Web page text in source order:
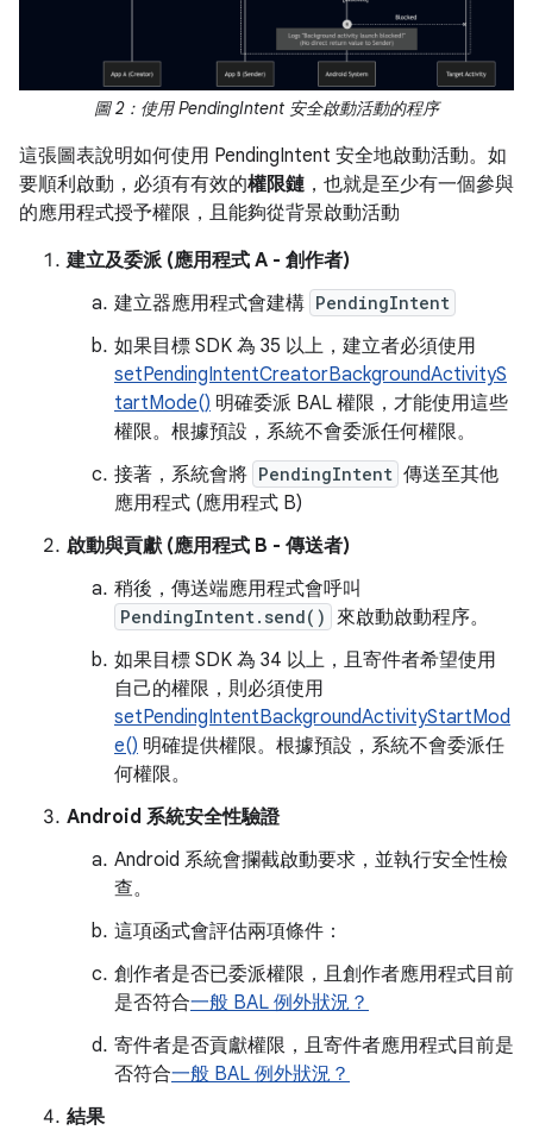
圖 2：使用 PendingIntent 安全啟動活動的程序
這張圖表說明如何使用 PendingIntent 安全地啟動活動。如
要順利啟動，必須有有效的權限鏈 ，也就是至少有一個參與
的應用程式授予權限，且能夠從背景啟動活動
建立及委派 (應用程式 A - 創作者)
建立器應用程式會建構 PendingIntent
如果目標 SDK 為 35 以上，建立者必須使用
setPendingIntentCreatorBackgroundActivityS
tartMode() 明確委派 BAL 權限，才能使用這些
權限。根據預設，系統不會委派任何權限。
接著，系統會將 PendingIntent 傳送至其他
應用程式 (應用程式 B)
啟動與貢獻 (應用程式 B - 傳送者)
稍後，傳送端應用程式會呼叫
PendingIntent.send()
來啟動啟動程序。
如果目標 SDK 為 34 以上，且寄件者希望使用
自己的權限，則必須使用
setPendingIntentBackgroundActivityStartMod
e() 明確提供權限。根據預設，系統不會委派任
何權限。
Android 系統安全性驗證
Android 系統會攔截啟動要求，並執行安全性檢
查。
這項函式會評估兩項條件：
創作者是否已委派權限，且創作者應用程式目前
是否符合一般 BAL 例外狀況？
寄件者是否貢獻權限，且寄件者應用程式目前是
否符合一般 BAL 例外狀況？
結果